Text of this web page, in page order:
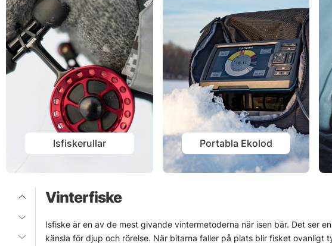
Isfiskerullar Portabla Ekolod
Vinterfiske
Isfiske är en av de mest givande vintermetoderna när isen bär. Det ser
känsla för djup och rörelse. När bitarna faller på plats blir fisket ovanligt